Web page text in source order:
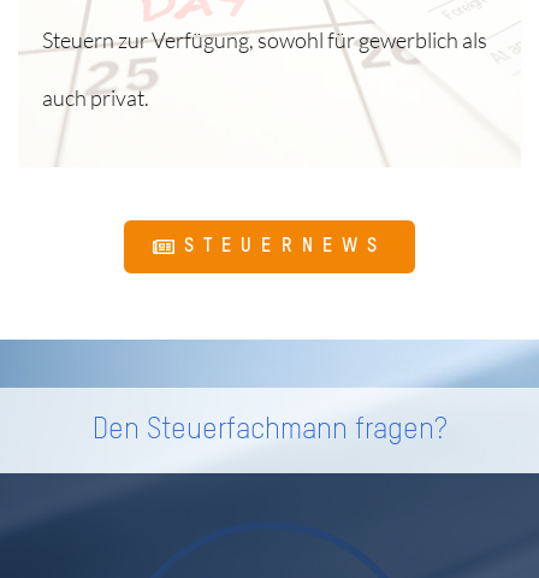
Steuern zur Verfügung, sowohl für gewerblich als
auch privat.
STEUERNEWS
Den Steuerfachmann fragen?